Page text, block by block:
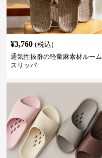
¥3,760 (税込)
通気性抜群の軽量麻素材ルーム
スリッパ